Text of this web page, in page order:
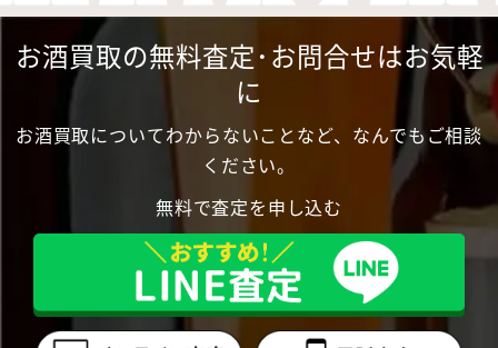
お酒買取の無料査定･お問合せはお気軽
に
お酒買取についてわからないことなど、なんでもご相談
ください。
無料で査定を申し込む